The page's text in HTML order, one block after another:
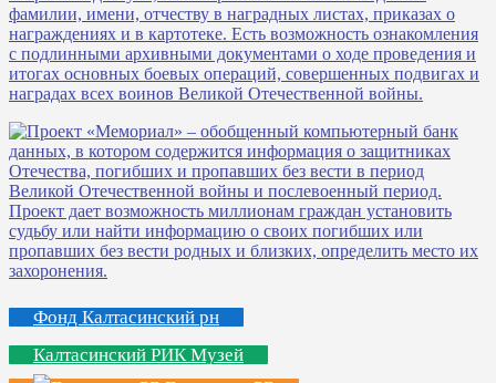
Фонд Калтасинский рн
Калтасинский РИК Музей